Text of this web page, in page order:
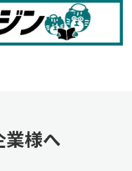
業様へ